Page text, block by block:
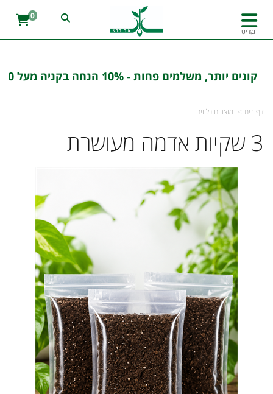
תפריט
0
קונים יותר, משלמים פחות - 10% הנחה בקניה מעל 100 ש''ח בהזנת הקוד : אורחדש10
דף בית מוצרים נלווים
3 שקיות אדמה מעושרת